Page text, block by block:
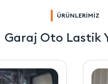
ÜRÜNLERİMİZ
Garaj Oto Lastik